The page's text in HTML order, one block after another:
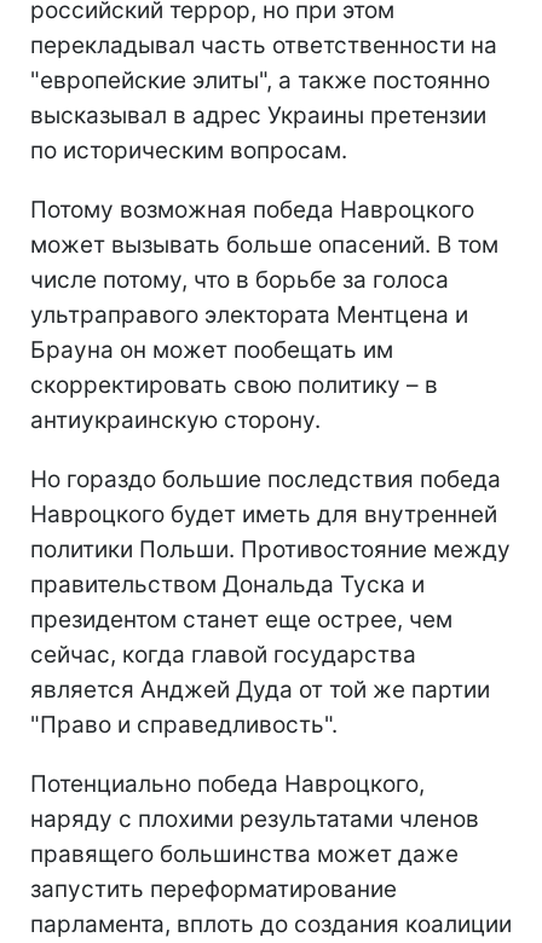
российский террор, но при этом
перекладывал часть ответственности на
"европейские элиты", а также постоянно
высказывал в адрес Украины претензии
по историческим вопросам.
Потому возможная победа Навроцкого
может вызывать больше опасений. В том
числе потому, что в борьбе за голоса
ультраправого электората Ментцена и
Брауна он может пообещать им
скорректировать свою политику – в
антиукраинскую сторону.
Но гораздо большие последствия победа
Навроцкого будет иметь для внутренней
политики Польши. Противостояние между
правительством Дональда Туска и
президентом станет еще острее, чем
сейчас, когда главой государства
является Анджей Дуда от той же партии
"Право и справедливость".
Потенциально победа Навроцкого,
наряду с плохими результатами членов
правящего большинства может даже
запустить переформатирование
парламента, вплоть до создания коалиции